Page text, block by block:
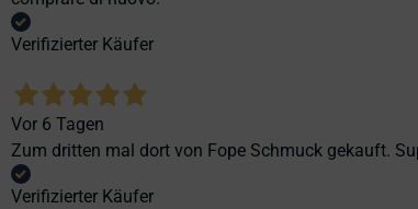
Verifizierter Käufer
Vor 6 Tagen
Zum dritten mal dort von Fope Schmuck gekauft.
Verifizierter Käufer